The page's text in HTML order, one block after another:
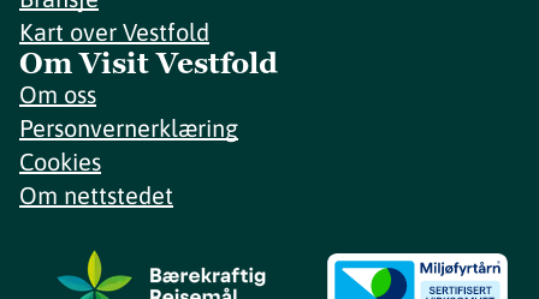
Kart over Vestfold
Om Visit Vestfold
Om oss
Personvernerklæring
Cookies
Om nettstedet